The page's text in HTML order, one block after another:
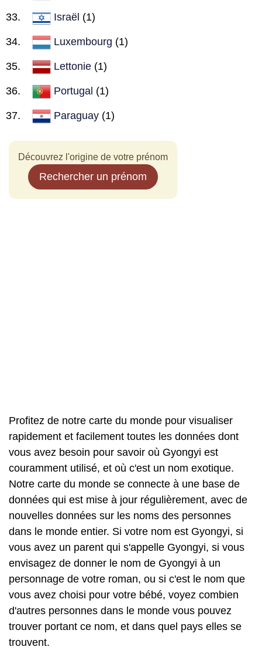
Israël (1)
Luxembourg (1)
Lettonie (1)
Portugal (1)
Paraguay (1)
Découvrez l'origine de votre prénom
Rechercher un prénom
Profitez de notre carte du monde pour visualiser
rapidement et facilement toutes les données dont
vous avez besoin pour savoir où Gyongyi est
couramment utilisé, et où c'est un nom exotique.
Notre carte du monde se connecte à une base de
données qui est mise à jour régulièrement, avec de
nouvelles données sur les noms des personnes
dans le monde entier. Si votre nom est Gyongyi, si
vous avez un parent qui s'appelle Gyongyi, si vous
envisagez de donner le nom de Gyongyi à un
personnage de votre roman, ou si c'est le nom que
vous avez choisi pour votre bébé, voyez combien
d'autres personnes dans le monde vous pouvez
trouver portant ce nom, et dans quel pays elles se
trouvent.